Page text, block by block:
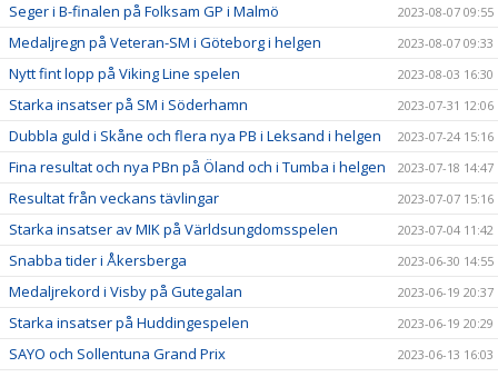
Seger i B-finalen på Folksam GP i Malmö 2023-08-07 09:55
Medaljregn på Veteran-SM i Göteborg i helgen 2023-08-07 09:33
Nytt fint lopp på Viking Line spelen 2023-08-03 16:30
Starka insatser på SM i Söderhamn 2023-07-31 12:06
Dubbla guld i Skåne och flera nya PB i Leksand i helgen 2023-07-24 15:16
Fina resultat och nya PBn på Öland och i Tumba i helgen 2023-07-18 14:47
Resultat från veckans tävlingar 2023-07-07 15:16
Starka insatser av MIK på Världsungdomsspelen 2023-07-04 11:42
Snabba tider i Åkersberga 2023-06-30 14:55
Medaljrekord i Visby på Gutegalan 2023-06-19 20:37
Starka insatser på Huddingespelen 2023-06-19 20:29
SAYO och Sollentuna Grand Prix 2023-06-13 16:03